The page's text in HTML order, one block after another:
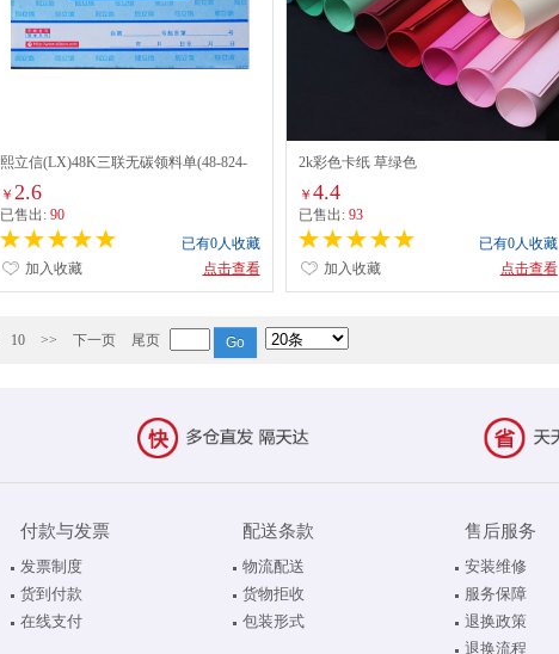
熙立信(LX)48K三联无碳领料单(48-824-
3C国)20份/本
￥2.6
已售出:90
已有0人收藏
点击查看
加入收藏
2k彩色卡纸 草绿色
￥ 4.4
已售出: 93
已有0人收藏
点击查看
加入收藏
10 >> 下一页 尾页
付款与发票
发票制度
货到付款
在线支付
配送条款
物流配送
货物拒收
包装形式
售后服务
安装维修
服务保障
退换政策
退换流程